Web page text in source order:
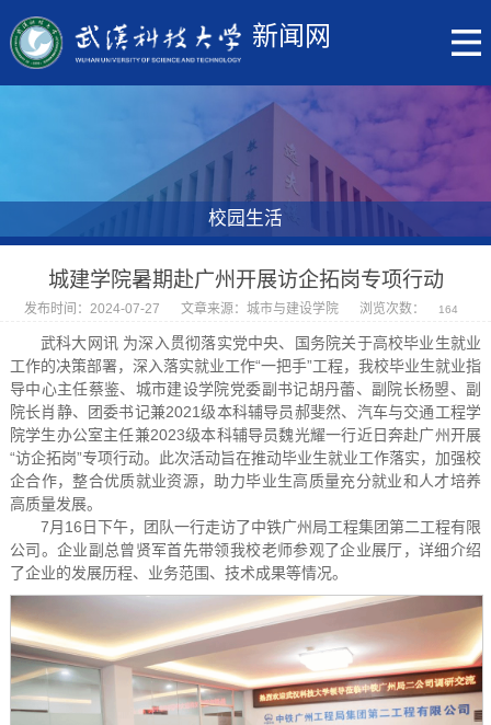
新闻网
校园生活
城建学院暑期赴广州开展访企拓岗专项行动
发布时间：2024-07-27 文章来源：城市与建设学院 浏览次数： 164
武科大网讯 为深入贯彻落实党中央、国务院关于高校毕业生就业
工作的决策部署，深入落实就业工作“一把手”工程，我校毕业生就业指
导中心主任蔡鉴、城市建设学院党委副书记胡丹蕾、副院长杨曌、副
院长肖静、团委书记兼2021级本科辅导员郝斐然、汽车与交通工程学
院学生办公室主任兼2023级本科辅导员魏光耀一行近日奔赴广州开展
“访企拓岗”专项行动。此次活动旨在推动毕业生就业工作落实，加强校
企合作，整合优质就业资源，助力毕业生高质量充分就业和人才培养
高质量发展。
7月16日下午，团队一行走访了中铁广州局工程集团第二工程有限
公司。企业副总曾贤军首先带领我校老师参观了企业展厅，详细介绍
了企业的发展历程、业务范围、技术成果等情况。